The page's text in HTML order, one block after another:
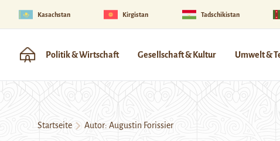
Kasachstan Kirgistan Tadschikistan
Politik & Wirtschaft Gesellschaft & Kultur Umwelt &
Startseite Autor: Augustin Forissier